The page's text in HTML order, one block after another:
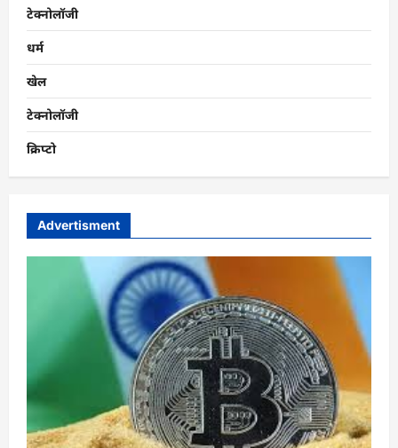
टेक्नोलॉजी
धर्म
खेल
टेक्नोलॉजी
क्रिप्टो
Advertisment